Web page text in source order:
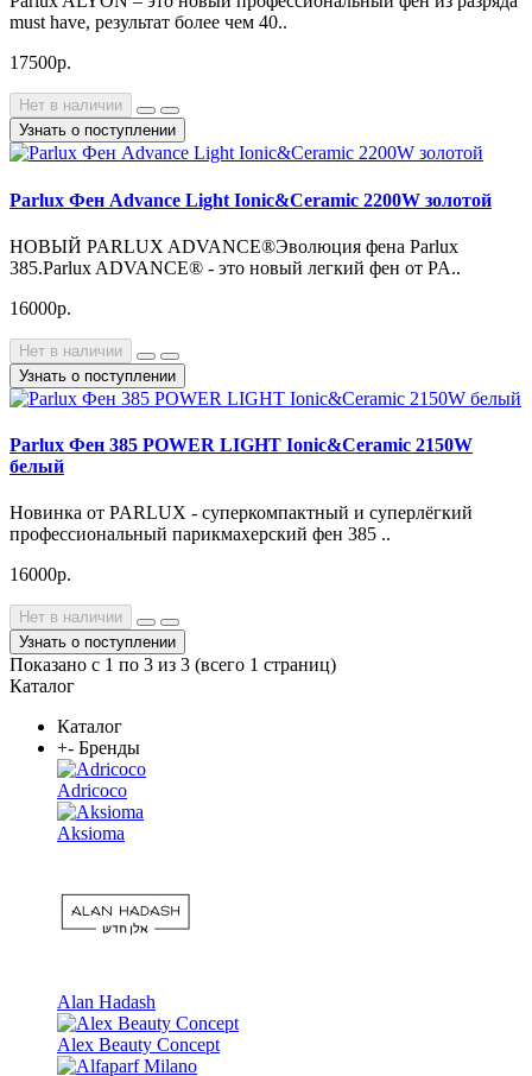
must have, результат более чем 40..
17500р.
Нет в наличии
Узнать о поступлении
Parlux Фен Advance Light Ionic&Ceramic 2200W золотой
НОВЫЙ PARLUX ADVANCE®Эволюция фена Parlux
385.Parlux ADVANCE® - это новый легкий фен от PA..
16000р.
Нет в наличии
Узнать о поступлении
Parlux Фен 385 POWER LIGHT Ionic&Ceramic 2150W
белый
Новинка от PARLUX - суперкомпактный и суперлёгкий
профессиональный парикмахерский фен 385 ..
16000р.
Нет в наличии
Узнать о поступлении
Показано с 1 по 3 из 3 (всего 1 страниц)
Каталог
Каталог
+- Бренды
Adricoco
Aksioma
Alan Hadash
Alex Beauty Concept